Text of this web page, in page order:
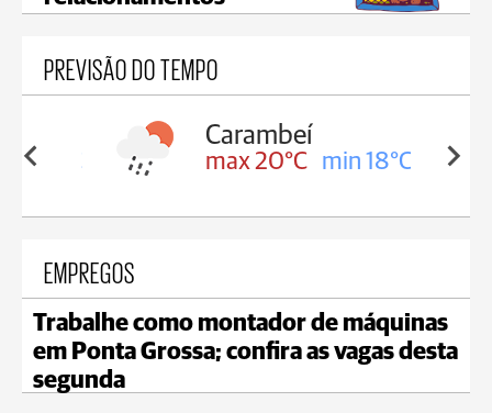
PREVISÃO DO TEMPO
18°C
Carambeí
max 20°C min 18°C
EMPREGOS
Trabalhe como montador de máquinas
em Ponta Grossa; confira as vagas desta
segunda